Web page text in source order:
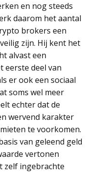
en nog steeds
daarom het aantal
brokers een
zijn. Hij kent het
alvast een
eerste deel van
er ook een sociaal
soms wel meer
echter dat de
wervend karakter
te voorkomen.
van geleend geld
vertonen
zelf ingebrachte